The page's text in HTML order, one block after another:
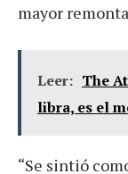
mayor
Leer: The
libra, es el
“Se sintió